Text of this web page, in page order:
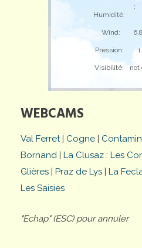
;
Humidité:
Wind:
Pression:
Visibilité: not
WEBCAMS
Val Ferret| Cogne |
Bornand | La Clusaz : Les
Glières | Praz de Lys | La
Les Saisies
"Echap" (ESC) pour annuler